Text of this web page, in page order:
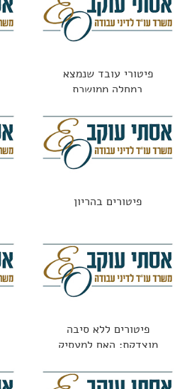
פיטורי עובד שנמצא
במחלה ממושכת
פיטורים בהריון
פיטורים ללא סיבה
מוצדקת: האם למעסיק